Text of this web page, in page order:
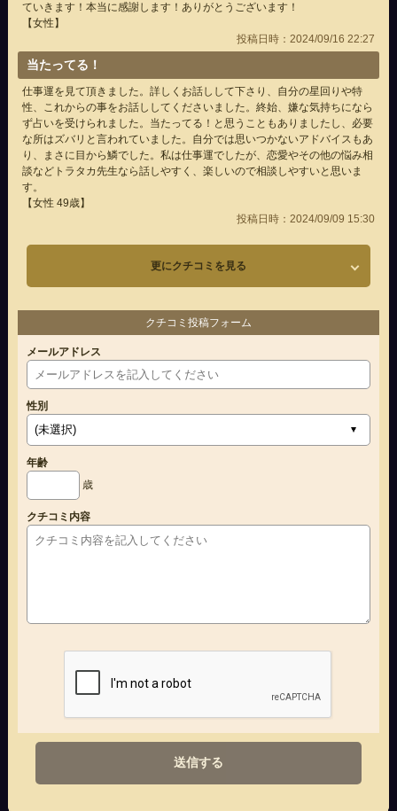
ていきます！本当に感謝します！ありがとうございます！
【女性】
投稿日時：2024/09/16 22:27
当たってる！
仕事運を見て頂きました。詳しくお話しして下さり、自分の星回りや特
性、これからの事をお話ししてくださいました。終始、嫌な気持ちになら
ず占いを受けられました。当たってる！と思うこともありましたし、必要
な所はズバリと言われていました。自分では思いつかないアドバイスもあ
り、まさに目から鱗でした。私は仕事運でしたが、恋愛やその他の悩み相
談などトラタカ先生なら話しやすく、楽しいので相談しやすいと思いま
す。
【女性 49歳】
投稿日時：2024/09/09 15:30
更にクチコミを見る
クチコミ投稿フォーム
メールアドレス
性別
年齢
歳
クチコミ内容
送信する